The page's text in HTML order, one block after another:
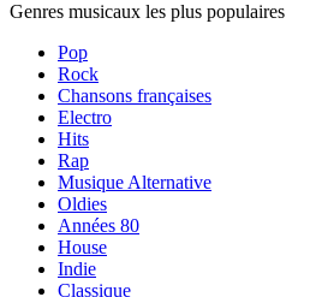
Genres musicaux les plus populaires
Pop
Rock
Chansons françaises
Electro
Hits
Rap
Musique Alternative
Oldies
Années 80
House
Indie
Classique